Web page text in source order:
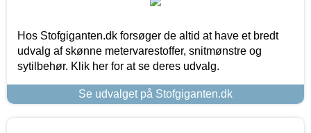
Hos Stofgiganten.dk forsøger de altid at have et bredt
udvalg af skønne metervarestoffer, snitmønstre og
sytilbehør. Klik her for at se deres udvalg.
Se udvalget på Stofgiganten.dk